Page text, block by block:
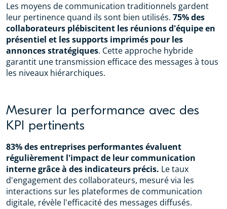
Les moyens de communication traditionnels gardent
leur pertinence quand ils sont bien utilisés. 75% des
collaborateurs plébiscitent les réunions d'équipe en
présentiel et les supports imprimés pour les
annonces stratégiques. Cette approche hybride
garantit une transmission efficace des messages à tous
les niveaux hiérarchiques.
Mesurer la performance avec des
KPI pertinents
83% des entreprises performantes évaluent
régulièrement l'impact de leur communication
interne grâce à des indicateurs précis. Le taux
d'engagement des collaborateurs, mesuré via les
interactions sur les plateformes de communication
digitale, révèle l'efficacité des messages diffusés.